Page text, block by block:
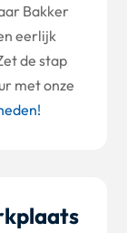
Bakker
eerlijk
de stap
met onze